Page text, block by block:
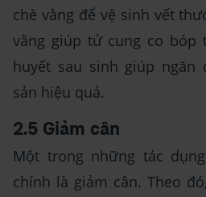
chè vằng để vệ sinh vết
vằng giúp tử cung co bóp
huyết sau sinh giúp ngăn
sản hiệu quả.
2.5 Giảm cân
Một trong những tác
chính là giảm cân. Theo